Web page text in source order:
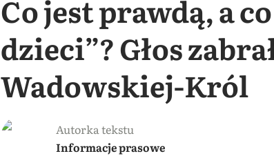
Co jest prawdą, a
dzieci”? Głos
Wadowskiej-Król
Autorka tekstu
Informacje prasowe